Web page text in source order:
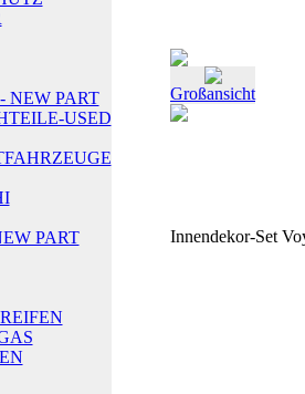
NEW PART
USED
PART
Großansicht
Innendekor-Set